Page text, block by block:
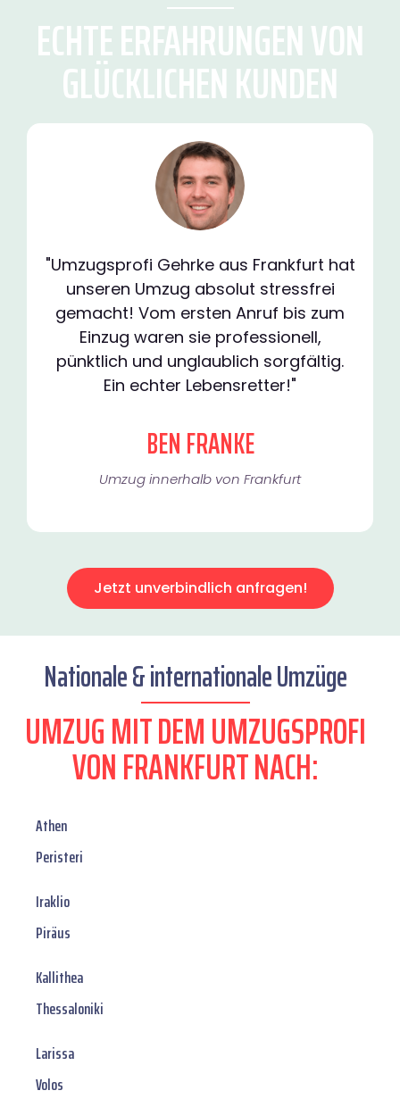
ECHTE ERFAHRUNGEN VON
GLÜCKLICHEN KUNDEN
"Umzugsprofi Gehrke aus Frankfurt hat
unseren Umzug absolut stressfrei
gemacht! Vom ersten Anruf bis zum
Einzug waren sie professionell,
pünktlich und unglaublich sorgfältig.
Ein echter Lebensretter!"
BEN FRANKE
Umzug innerhalb von Frankfurt​
Jetzt unverbindlich anfragen!
Nationale & internationale Umzüge
UMZUG MIT DEM UMZUGSPROFI
VON FRANKFURT NACH:
Athen
Peristeri
Iraklio
Piräus
Kallithea
Thessaloniki
Larissa
Volos